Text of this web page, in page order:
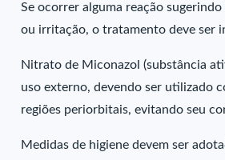
Se ocorrer alguma reação
ou irritação, o tratamento deve ser
Nitrato de Miconazol (substância
uso externo, devendo ser utilizado
regiões periorbitais, evitando seu
Medidas de higiene devem ser